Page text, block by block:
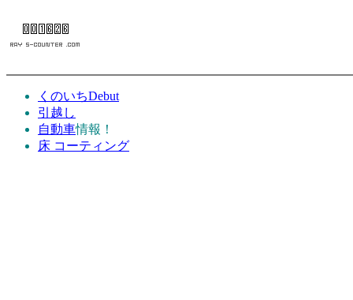
くのいちDebut
引越し
自動車情報！
床 コーティング